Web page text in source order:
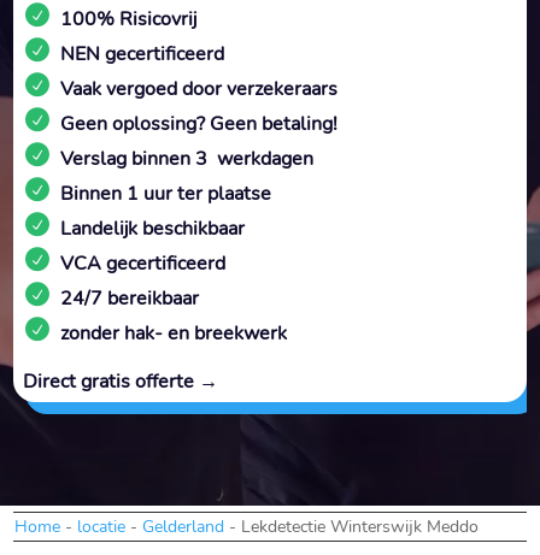
100% Risicovrij
NEN gecertificeerd
Vaak vergoed door verzekeraars
Geen oplossing? Geen betaling!
Verslag binnen 3 werkdagen
Binnen 1 uur ter plaatse
Landelijk beschikbaar
VCA gecertificeerd
24/7 bereikbaar
zonder hak- en breekwerk
Direct gratis offerte →
Home- locatie- Gelderland - Lekdetectie Winterswijk Meddo